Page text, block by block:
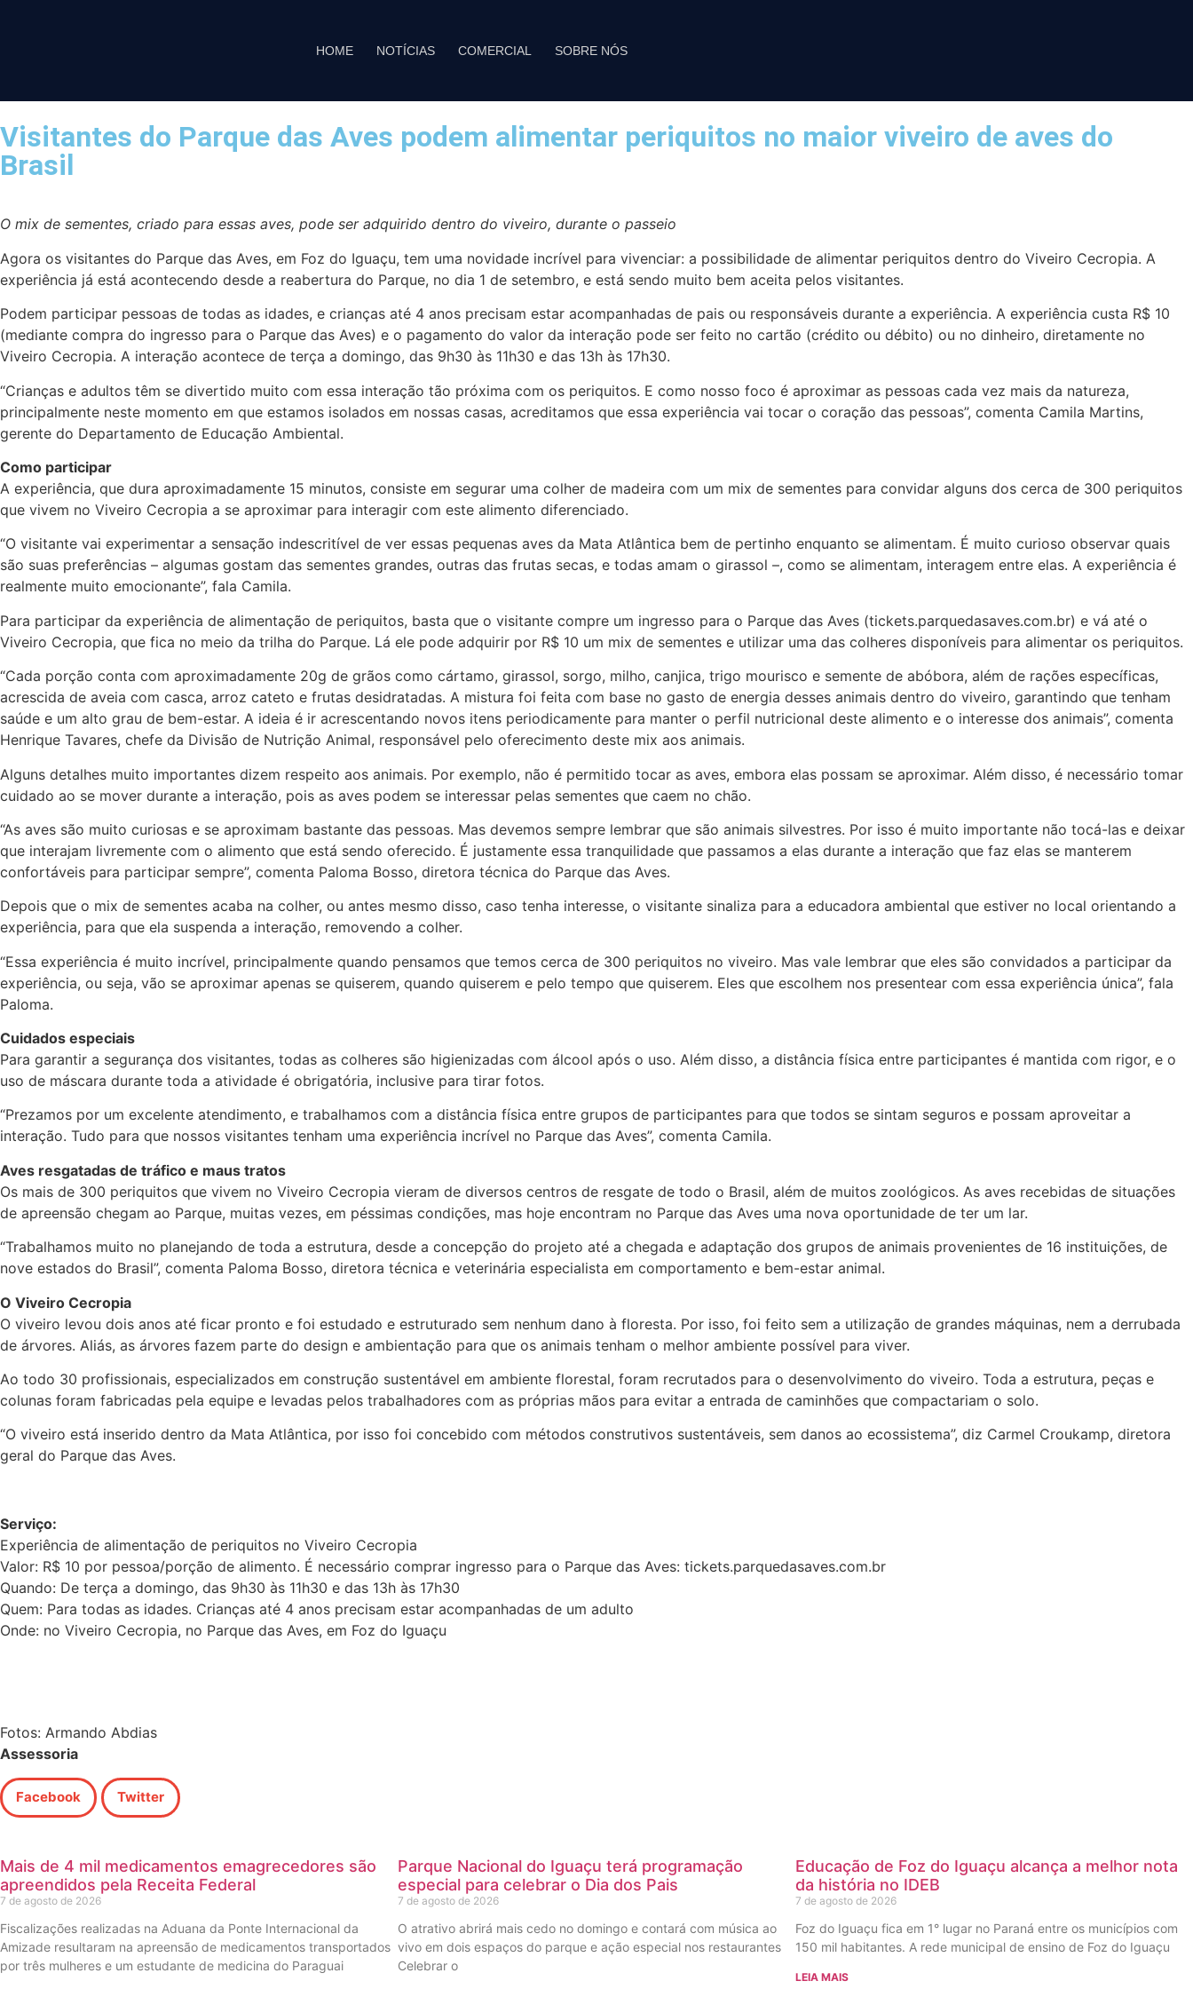
HOME NOTÍCIAS COMERCIAL SOBRE NÓS
Visitantes do Parque das Aves podem alimentar periquitos no maior viveiro de aves do
Brasil
O mix de sementes, criado para essas aves, pode ser adquirido dentro do viveiro, durante o passeio
Agora os visitantes do Parque das Aves, em Foz do Iguaçu, tem uma novidade incrível para vivenciar: a possibilidade de alimentar periquitos dentro do Viveiro Cecropia. A
experiência já está acontecendo desde a reabertura do Parque, no dia 1 de setembro, e está sendo muito bem aceita pelos visitantes.
Podem participar pessoas de todas as idades, e crianças até 4 anos precisam estar acompanhadas de pais ou responsáveis durante a experiência. A experiência custa R$ 10
(mediante compra do ingresso para o Parque das Aves) e o pagamento do valor da interação pode ser feito no cartão (crédito ou débito) ou no dinheiro, diretamente no
Viveiro Cecropia. A interação acontece de terça a domingo, das 9h30 às 11h30 e das 13h às 17h30.
“Crianças e adultos têm se divertido muito com essa interação tão próxima com os periquitos. E como nosso foco é aproximar as pessoas cada vez mais da natureza,
principalmente neste momento em que estamos isolados em nossas casas, acreditamos que essa experiência vai tocar o coração das pessoas”, comenta Camila Martins,
gerente do Departamento de Educação Ambiental.
Como participar
A experiência, que dura aproximadamente 15 minutos, consiste em segurar uma colher de madeira com um mix de sementes para convidar alguns dos cerca de 300 periquitos
que vivem no Viveiro Cecropia a se aproximar para interagir com este alimento diferenciado.
“O visitante vai experimentar a sensação indescritível de ver essas pequenas aves da Mata Atlântica bem de pertinho enquanto se alimentam. É muito curioso observar quais
são suas preferências – algumas gostam das sementes grandes, outras das frutas secas, e todas amam o girassol –, como se alimentam, interagem entre elas. A experiência é
realmente muito emocionante”, fala Camila.
Para participar da experiência de alimentação de periquitos, basta que o visitante compre um ingresso para o Parque das Aves (tickets.parquedasaves.com.br) e vá até o
Viveiro Cecropia, que fica no meio da trilha do Parque. Lá ele pode adquirir por R$ 10 um mix de sementes e utilizar uma das colheres disponíveis para alimentar os periquitos.
“Cada porção conta com aproximadamente 20g de grãos como cártamo, girassol, sorgo, milho, canjica, trigo mourisco e semente de abóbora, além de rações específicas,
acrescida de aveia com casca, arroz cateto e frutas desidratadas. A mistura foi feita com base no gasto de energia desses animais dentro do viveiro, garantindo que tenham
saúde e um alto grau de bem-estar. A ideia é ir acrescentando novos itens periodicamente para manter o perfil nutricional deste alimento e o interesse dos animais”, comenta
Henrique Tavares, chefe da Divisão de Nutrição Animal, responsável pelo oferecimento deste mix aos animais.
Alguns detalhes muito importantes dizem respeito aos animais. Por exemplo, não é permitido tocar as aves, embora elas possam se aproximar. Além disso, é necessário tomar
cuidado ao se mover durante a interação, pois as aves podem se interessar pelas sementes que caem no chão.
“As aves são muito curiosas e se aproximam bastante das pessoas. Mas devemos sempre lembrar que são animais silvestres. Por isso é muito importante não tocá-las e deixar
que interajam livremente com o alimento que está sendo oferecido. É justamente essa tranquilidade que passamos a elas durante a interação que faz elas se manterem
confortáveis para participar sempre”, comenta Paloma Bosso, diretora técnica do Parque das Aves.
Depois que o mix de sementes acaba na colher, ou antes mesmo disso, caso tenha interesse, o visitante sinaliza para a educadora ambiental que estiver no local orientando a
experiência, para que ela suspenda a interação, removendo a colher.
“Essa experiência é muito incrível, principalmente quando pensamos que temos cerca de 300 periquitos no viveiro. Mas vale lembrar que eles são convidados a participar da
experiência, ou seja, vão se aproximar apenas se quiserem, quando quiserem e pelo tempo que quiserem. Eles que escolhem nos presentear com essa experiência única”, fala
Paloma.
Cuidados especiais
Para garantir a segurança dos visitantes, todas as colheres são higienizadas com álcool após o uso. Além disso, a distância física entre participantes é mantida com rigor, e o
uso de máscara durante toda a atividade é obrigatória, inclusive para tirar fotos.
“Prezamos por um excelente atendimento, e trabalhamos com a distância física entre grupos de participantes para que todos se sintam seguros e possam aproveitar a
interação. Tudo para que nossos visitantes tenham uma experiência incrível no Parque das Aves”, comenta Camila.
Aves resgatadas de tráfico e maus tratos
Os mais de 300 periquitos que vivem no Viveiro Cecropia vieram de diversos centros de resgate de todo o Brasil, além de muitos zoológicos. As aves recebidas de situações
de apreensão chegam ao Parque, muitas vezes, em péssimas condições, mas hoje encontram no Parque das Aves uma nova oportunidade de ter um lar.
“Trabalhamos muito no planejando de toda a estrutura, desde a concepção do projeto até a chegada e adaptação dos grupos de animais provenientes de 16 instituições, de
nove estados do Brasil”, comenta Paloma Bosso, diretora técnica e veterinária especialista em comportamento e bem-estar animal.
O Viveiro Cecropia
O viveiro levou dois anos até ficar pronto e foi estudado e estruturado sem nenhum dano à floresta. Por isso, foi feito sem a utilização de grandes máquinas, nem a derrubada
de árvores. Aliás, as árvores fazem parte do design e ambientação para que os animais tenham o melhor ambiente possível para viver.
Ao todo 30 profissionais, especializados em construção sustentável em ambiente florestal, foram recrutados para o desenvolvimento do viveiro. Toda a estrutura, peças e
colunas foram fabricadas pela equipe e levadas pelos trabalhadores com as próprias mãos para evitar a entrada de caminhões que compactariam o solo.
“O viveiro está inserido dentro da Mata Atlântica, por isso foi concebido com métodos construtivos sustentáveis, sem danos ao ecossistema”, diz Carmel Croukamp, diretora
geral do Parque das Aves.
Serviço:
Experiência de alimentação de periquitos no Viveiro Cecropia
Valor: R$ 10 por pessoa/porção de alimento. É necessário comprar ingresso para o Parque das Aves: tickets.parquedasaves.com.br
Quando: De terça a domingo, das 9h30 às 11h30 e das 13h às 17h30
Quem: Para todas as idades. Crianças até 4 anos precisam estar acompanhadas de um adulto
Onde: no Viveiro Cecropia, no Parque das Aves, em Foz do Iguaçu
Fotos: Armando Abdias
Assessoria
Facebook Twitter
Mais de 4 mil medicamentos emagrecedores são
apreendidos pela Receita Federal
7 de agosto de 2026
Fiscalizações realizadas na Aduana da Ponte Internacional da
Amizade resultaram na apreensão de medicamentos transportados
por três mulheres e um estudante de medicina do Paraguai
Parque Nacional do Iguaçu terá programação
especial para celebrar o Dia dos Pais
7 de agosto de 2026
O atrativo abrirá mais cedo no domingo e contará com música ao
vivo em dois espaços do parque e ação especial nos restaurantes
Celebrar o
Educação de Foz do Iguaçu alcança a melhor nota
da história no IDEB
7 de agosto de 2026
Foz do Iguaçu fica em 1° lugar no Paraná entre os municípios com
150 mil habitantes. A rede municipal de ensino de Foz do Iguaçu
LEIA MAIS